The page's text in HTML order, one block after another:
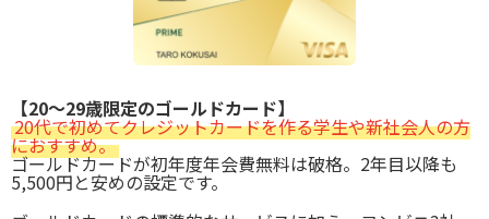
【20～29歳限定のゴールドカード】
20代で初めてクレジットカードを作る学生や新社会人の方
におすすめ。
ゴールドカードが初年度年会費無料は破格。2年目以降も
5,500円と安めの設定です。